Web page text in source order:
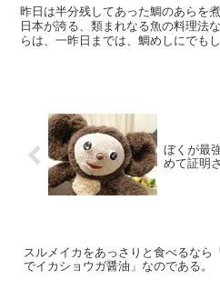
昨日は半分残してあった鯛のあらを
日本が誇る、類まれなる魚の料理法
らは、一昨日までは、鯛めしにでも
ぼくが最
めて証明
スルメイカをあっさりと食べるなら
でイカショウガ醤油」なのである。